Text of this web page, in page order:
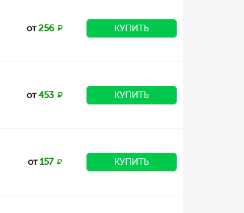
от256 КУПИТЬ
от453 КУПИТЬ
от157 КУПИТЬ